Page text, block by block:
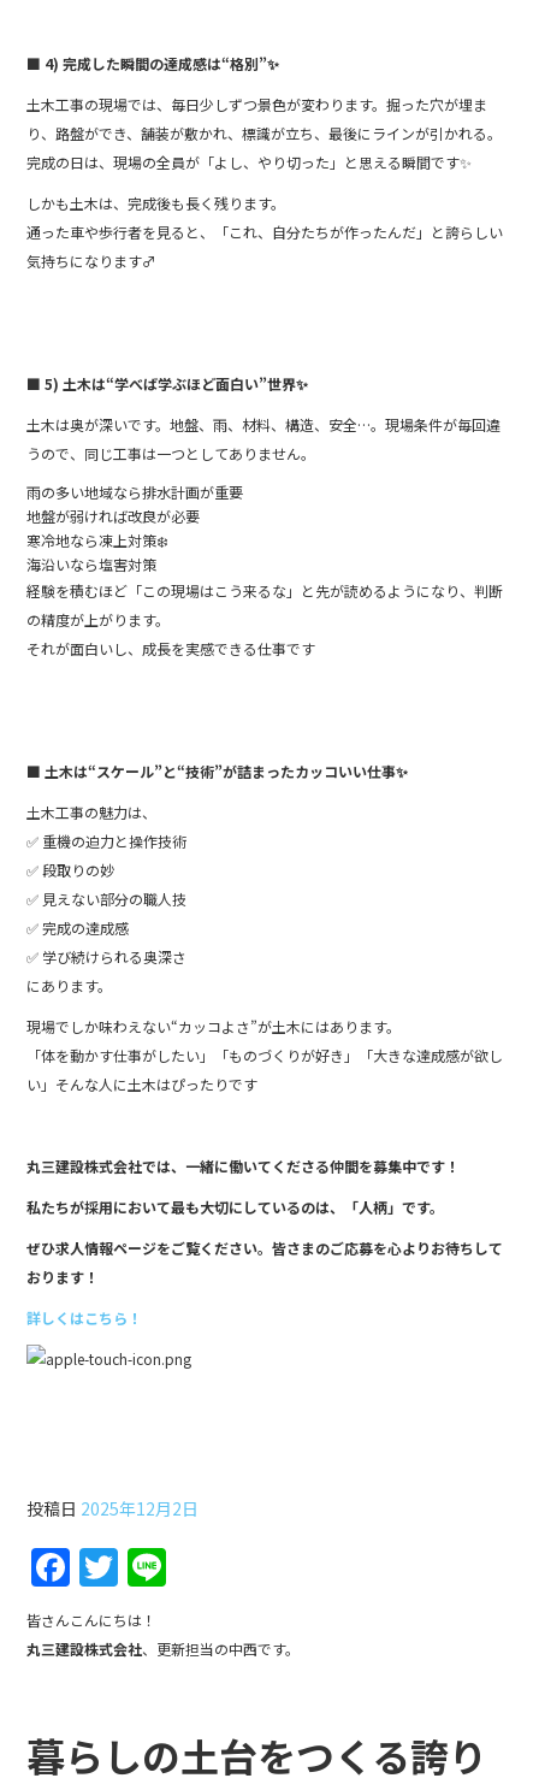
■ 4) 完成した瞬間の達成感は“格別”✨
土木工事の現場では、毎日少しずつ景色が変わります。掘った穴が埋ま
り、路盤ができ、舗装が敷かれ、標識が立ち、最後にラインが引かれる。
完成の日は、現場の全員が「よし、やり切った」と思える瞬間です✨
しかも土木は、完成後も長く残ります。
通った車や歩行者を見ると、「これ、自分たちが作ったんだ」と誇らしい
気持ちになります‍♂️
■ 5) 土木は“学べば学ぶほど面白い”世界✨
土木は奥が深いです。地盤、雨、材料、構造、安全…。現場条件が毎回違
うので、同じ工事は一つとしてありません。
雨の多い地域なら排水計画が重要️
地盤が弱ければ改良が必要
寒冷地なら凍上対策❄️
海沿いなら塩害対策
経験を積むほど「この現場はこう来るな」と先が読めるようになり、判断
の精度が上がります。
それが面白いし、成長を実感できる仕事です
■ 土木は“スケール”と“技術”が詰まったカッコいい仕事✨
土木工事の魅力は、
✅ 重機の迫力と操作技術
✅ 段取りの妙
✅ 見えない部分の職人技
✅ 完成の達成感
✅ 学び続けられる奥深さ
にあります。
現場でしか味わえない“カッコよさ”が土木にはあります。
「体を動かす仕事がしたい」「ものづくりが好き」「大きな達成感が欲し
い」そんな人に土木はぴったりです
丸三建設株式会社では、一緒に働いてくださる仲間を募集中です！
私たちが採用において最も大切にしているのは、「人柄」です。
ぜひ求人情報ページをご覧ください。皆さまのご応募を心よりお待ちして
おります！
詳しくはこちら！
投稿日 2025年12月2日
F
a
c
o
T
w
itt e
皆さんこんにちは！
丸三建設株式会社、更新担当の中西です。
暮らしの土台をつくる誇り